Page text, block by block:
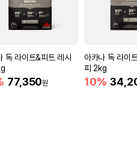
독 라이트&피트 레시
77,350원
아카나 독 라이
피 2kg
10%